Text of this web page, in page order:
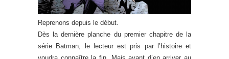
Reprenons depuis le début.
Dès la dernière planche du premier chapitre de la
série Batman, le lecteur est pris par l’histoire et